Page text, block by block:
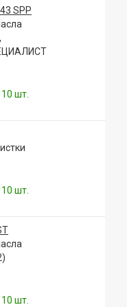
SPP
шт.
шт.
шт.